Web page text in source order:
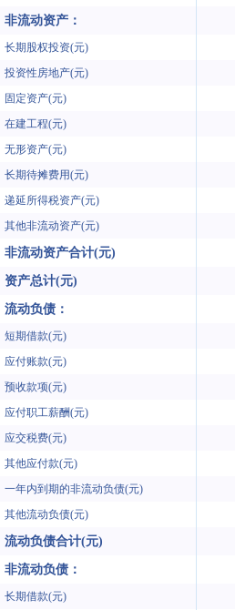
非流动资产：
长期股权投资(元)
投资性房地产(元)
固定资产(元)
在建工程(元)
无形资产(元)
长期待摊费用(元)
递延所得税资产(元)
其他非流动资产(元)
非流动资产合计(元)
资产总计(元)
流动负债：
短期借款(元)
应付账款(元)
预收款项(元)
应付职工薪酬(元)
应交税费(元)
其他应付款(元)
一年内到期的非流动负债(元)
其他流动负债(元)
流动负债合计(元)
非流动负债：
长期借款(元)